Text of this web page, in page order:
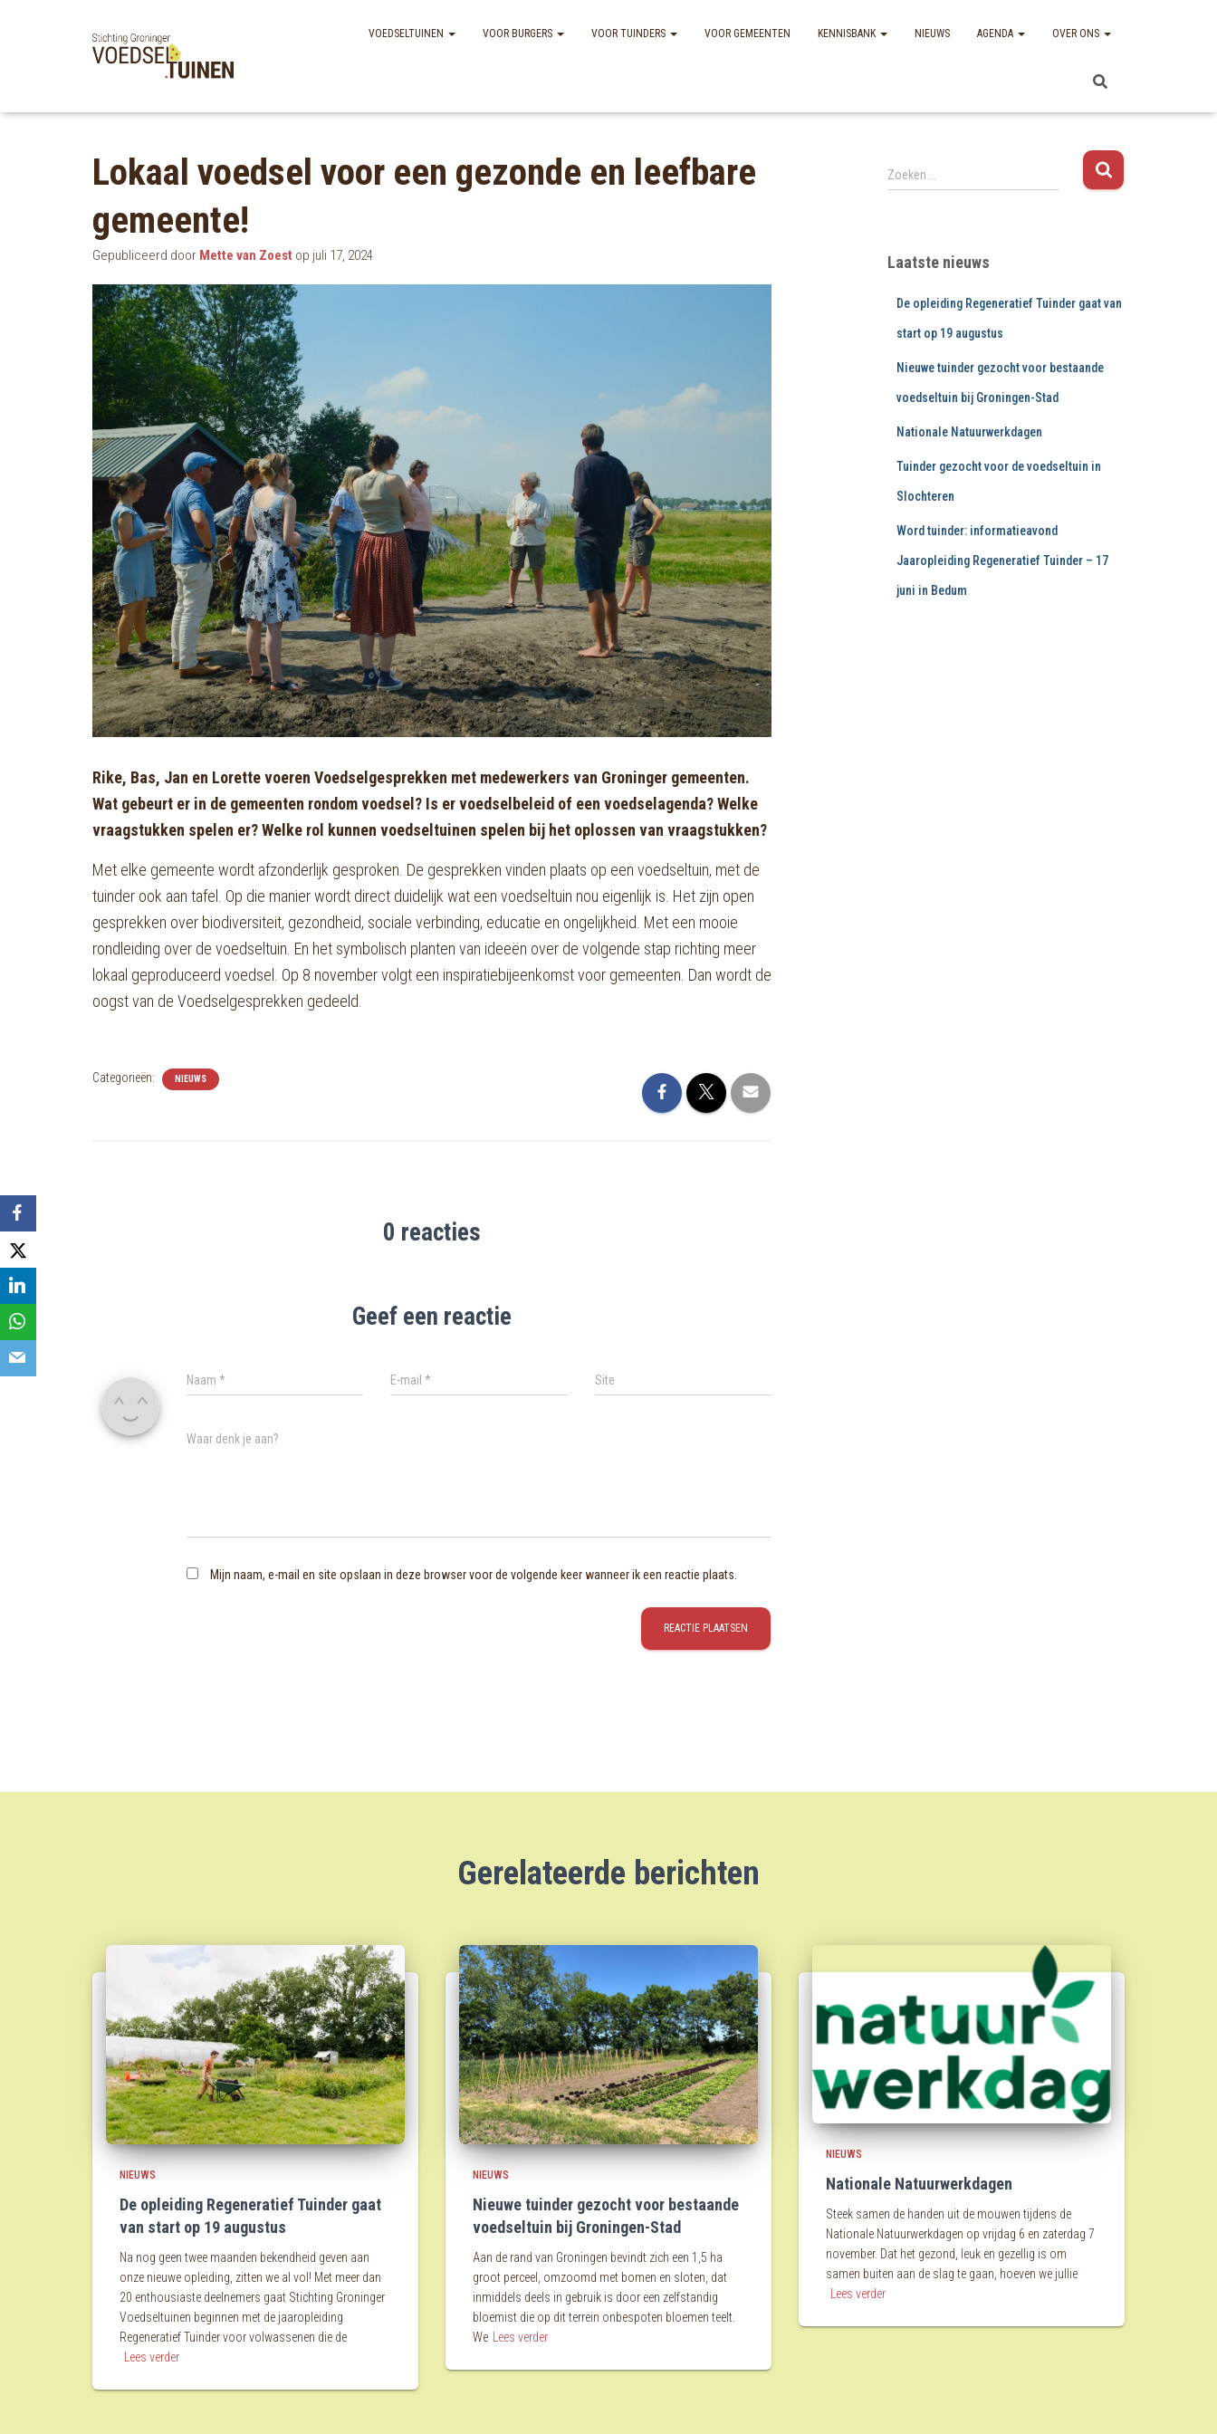
VOEDSELTUINEN VOOR BURGERS VOOR TUINDERS VOOR GEMEENTEN KENNISBANK NIEUWS AGENDA OVER ONS
Lokaal voedsel voor een gezonde en leefbare
gemeente!
Gepubliceerd door Mette van Zoest op juli 17, 2024
Rike, Bas, Jan en Lorette voeren Voedselgesprekken met medewerkers van Groninger gemeenten.
Wat gebeurt er in de gemeenten rondom voedsel? Is er voedselbeleid of een voedselagenda? Welke
vraagstukken spelen er? Welke rol kunnen voedseltuinen spelen bij het oplossen van vraagstukken?
Met elke gemeente wordt afzonderlijk gesproken. De gesprekken vinden plaats op een voedseltuin, met de
tuinder ook aan tafel. Op die manier wordt direct duidelijk wat een voedseltuin nou eigenlijk is. Het zijn open
gesprekken over biodiversiteit, gezondheid, sociale verbinding, educatie en ongelijkheid. Met een mooie
rondleiding over de voedseltuin. En het symbolisch planten van ideeën over de volgende stap richting meer
lokaal geproduceerd voedsel. Op 8 november volgt een inspiratiebijeenkomst voor gemeenten. Dan wordt de
oogst van de Voedselgesprekken gedeeld.
Categorieën: NIEUWS
0 reacties
Geef een reactie
Naam * E-mail* Site
Waar denk je aan?
Mijn naam, e-mail en site opslaan in deze browser voor de volgende keer wanneer ik een reactie plaats.
Z
o
n
Zoeken …
Laatste nieuws
De opleiding Regeneratief Tuinder gaat van
start op 19 augustus
Nieuwe tuinder gezocht voor bestaande
voedseltuin bij Groningen-Stad
Nationale Natuurwerkdagen
Tuinder gezocht voor de voedseltuin in
Slochteren
Word tuinder: informatieavond
Jaaropleiding Regeneratief Tuinder – 17
juni in Bedum
Gerelateerde berichten
NIEUWS
De opleiding Regeneratief Tuinder gaat
van start op 19 augustus
Na nog geen twee maanden bekendheid geven aan
onze nieuwe opleiding, zitten we al vol! Met meer dan
20 enthousiaste deelnemers gaat Stichting Groninger
Voedseltuinen beginnen met de jaaropleiding
Regeneratief Tuinder voor volwassenen die de
Lees verder
NIEUWS
Nieuwe tuinder gezocht voor bestaande
voedseltuin bij Groningen-Stad
Aan de rand van Groningen bevindt zich een 1,5 ha
groot perceel, omzoomd met bomen en sloten, dat
inmiddels deels in gebruik is door een zelfstandig
bloemist die op dit terrein onbespoten bloemen teelt.
We
Lees verder
NIEUWS
Nationale Natuurwerkdagen
Steek samen de handen uit de mouwen tijdens de
Nationale Natuurwerkdagen op vrijdag 6 en zaterdag 7
november. Dat het gezond, leuk en gezellig is om
samen buiten aan de slag te gaan, hoeven we jullie
Lees verder